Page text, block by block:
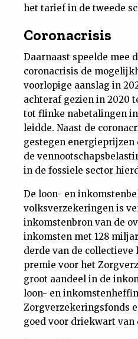
het tarief in de tweede
Coronacrisis
Daarnaast speelde mee
coronacrisis de
voorlopige aanslag in
achteraf gezien in 2020
tot flinke nabetalingen
leidde. Naast de
gestegen energieprijzen
de
in de fossiele sector
De loon- en
volksverzekeringen is
inkomstenbron van de
inkomsten met 128
derde van de collectieve
premie voor het
groot aandeel in de
loon- en
Zorgverzekeringsfonds
goed voor driekwart van